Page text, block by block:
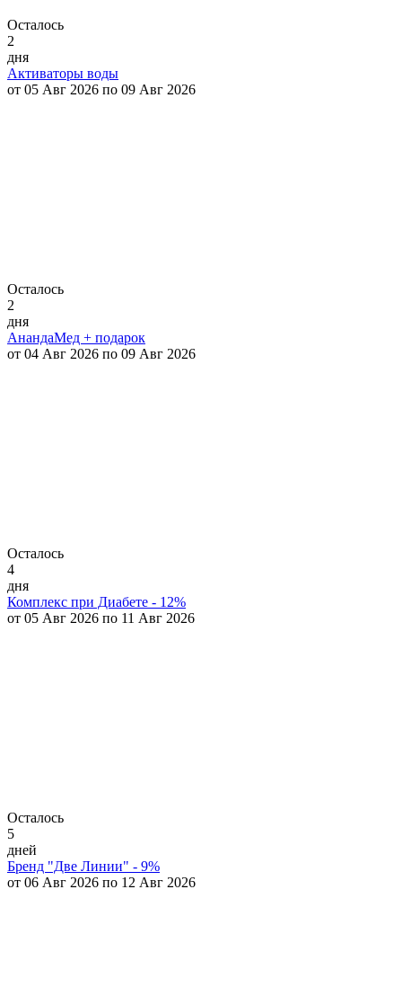
Осталось
2
дня
Активаторы воды
от 05 Авг 2026 по 09 Авг 2026
Осталось
2
дня
АнандаМед + подарок
от 04 Авг 2026 по 09 Авг 2026
Осталось
4
дня
Комплекс при Диабете - 12%
от 05 Авг 2026 по 11 Авг 2026
Осталось
5
дней
Бренд "Две Линии" - 9%
от 06 Авг 2026 по 12 Авг 2026